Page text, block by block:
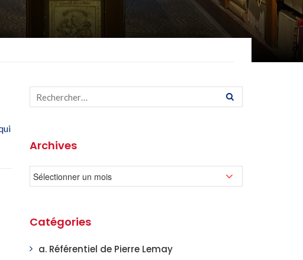
Archives
Catégories
a. Référentiel de Pierre Lemay